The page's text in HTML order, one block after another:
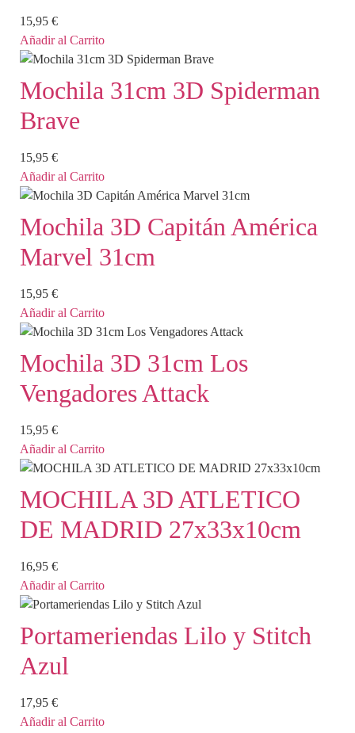
15,95 €
Añadir al Carrito
Mochila 31cm 3D Spiderman
Brave
15,95 €
Añadir al Carrito
Mochila 3D Capitán América
Marvel 31cm
15,95 €
Añadir al Carrito
Mochila 3D 31cm Los
Vengadores Attack
15,95 €
Añadir al Carrito
MOCHILA 3D ATLETICO
DE MADRID 27x33x10cm
16,95 €
Añadir al Carrito
Portameriendas Lilo y Stitch
Azul
17,95 €
Añadir al Carrito